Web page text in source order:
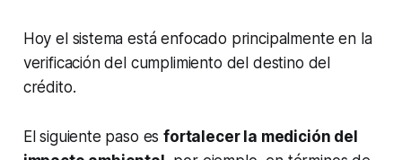
Hoy el sistema está enfocado principalmente en la
verificación del cumplimiento del destino del
crédito.
El siguiente paso esfortalecer la medición del